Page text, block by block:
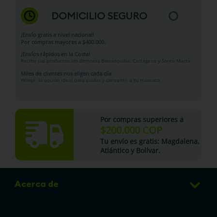
DOMICILIO SEGURO
¡Envío gratis a nivel nacional!
Por compras mayores a $400.000.
¡Envíos rápidos en la Costa!
Recibe tus productos sin demoras Barranquilla, Cartagena y Santa Marta.
Miles de clientes nos eligen cada día
Woopi: la opción ideal para cuidar y consentir a tu mascota.
Por compras superiores a
$200.000 COP
Tu envío es gratis: Magdalena,
Atlántico y Bolívar.
Acerca de